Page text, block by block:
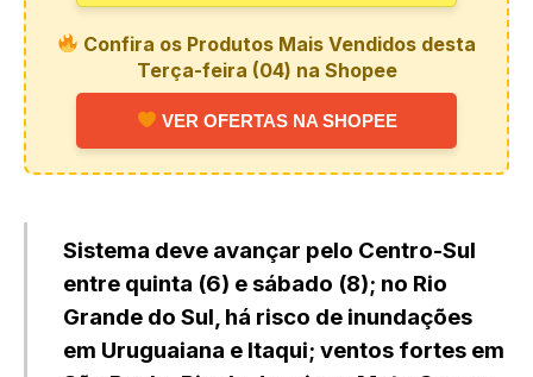
Confira os Produtos Mais Vendidos desta
Terça-feira (04) na Shopee
VER OFERTAS NA SHOPEE
Sistema deve avançar pelo Centro-Sul
entre quinta (6) e sábado (8); no Rio
Grande do Sul, há risco de inundações
em Uruguaiana e Itaqui; ventos fortes em